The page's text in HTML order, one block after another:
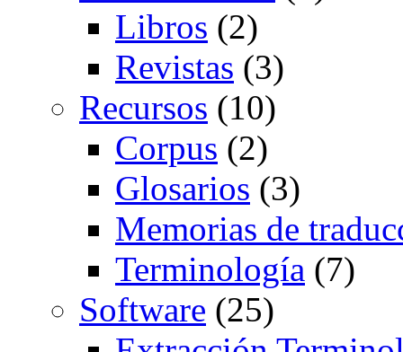
Libros (2)
Revistas (3)
Recursos (10)
Corpus (2)
Glosarios (3)
Memorias de
Terminología (7)
Software (25)